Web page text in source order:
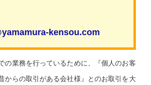
kensou.com
の業務を行っているために、『個人のお客
からの取引がある会社様』とのお取引を大